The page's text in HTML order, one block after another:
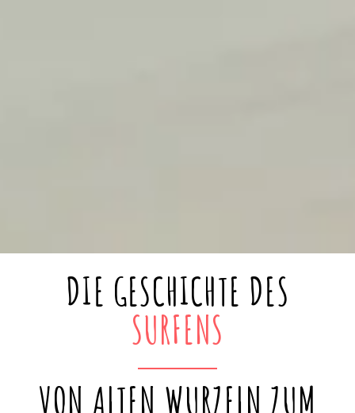
DIE GESCHICHTE DES
SURFENS
VON ALTEN WURZELN ZUM